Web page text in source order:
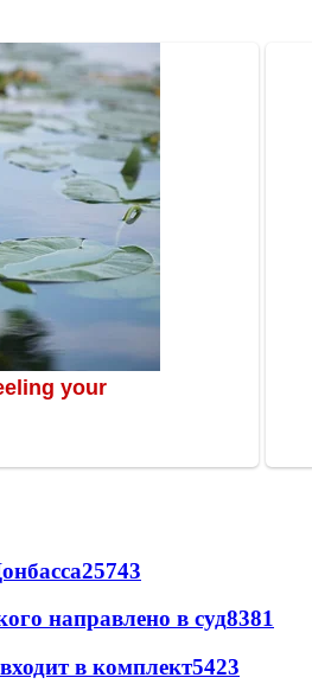
25743
направлено в суд8381
в комплект5423